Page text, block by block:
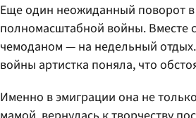
Еще один неожиданный поворот
полномасштабной войны. Вместе
чемоданом — на недельный
войны артистка поняла, что
Именно в эмиграции она не